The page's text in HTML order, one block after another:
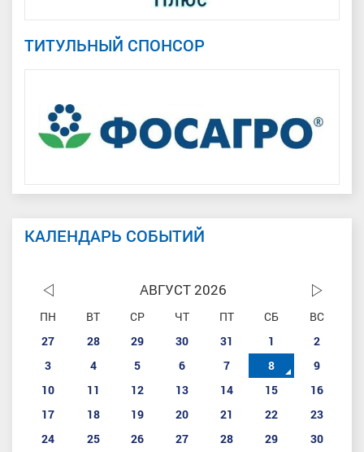
ТИТУЛЬНЫЙ СПОНСОР
КАЛЕНДАРЬ СОБЫТИЙ
АВГУСТ 2026
ПН ВТ СР ЧТ ПТ СБ
ВС
27
28 29 30 31 1
2
3
4 5 6 7 8
9
10
11 12 13 14 15
16
17
18 19 20 21 22
23
24
25 26 27 28 29
30